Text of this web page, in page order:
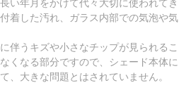
い年月をかけて代々大切に使われてき
着した汚れ、ガラス内部での気泡や気
伴うキズや小さなチップが見られるこ
くなる部分ですので、シェード本体に
、大きな問題とはされていません。